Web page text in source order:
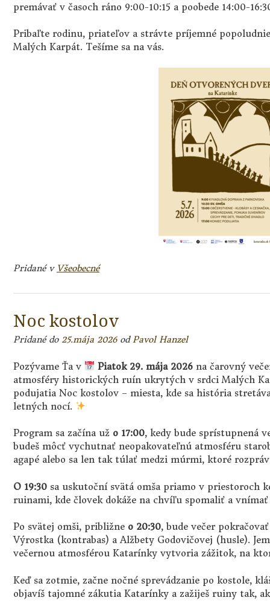
premávať v časoch ráno 9:00-10:15 a poobede 14:00-
Pribaľte rodinu, priateľov a strávte príjemné
Malých Karpát. Tešíme sa na vás.
Pridané v Všeobecné
Noc kostolov
Pridané do 25.mája 2026odPavol Hanzel
Pozývame Ťa v Piatok 29. mája 2026 na čarovný
atmosféry historických ruín ukrytých v srdci Malých
podujatia Noc kostolov – miesta, kde sa história
letných nocí.
Program sa začína už o 17:00, kedy bude sprístupnená
budeš môcť vychutnať neopakovateľnú atmosféru
agapé alebo sa len tak túlať medzi múrmi, ktoré
O 19:30 sa uskutoční svätá omša priamo v priestoroch
ruinami, kde človek dokáže na chvíľu spomaliť a
Po svätej omši, približne o 20:30, bude večer
Výrostka (kontrabas) a Alžbety Godovičovej (husle).
večernou atmosférou Katarínky vytvoria zážitok, na
Keď sa zotmie, začne nočné sprevádzanie po kostole,
objavíš tajomné zákutia Katarínky a zažiješ ruiny tak,